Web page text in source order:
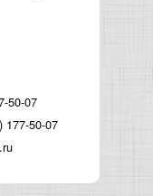
50-07
177-50-07